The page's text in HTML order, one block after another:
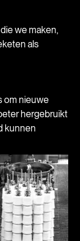
we maken,
als
om nieuwe
hergebruikt
kunnen